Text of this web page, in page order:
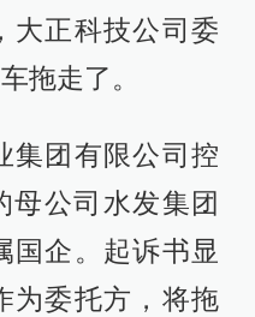
大正科技公司委
拖走了。
集团有限公司控
母公司水发集团
国企。起诉书显
为委托方，将拖